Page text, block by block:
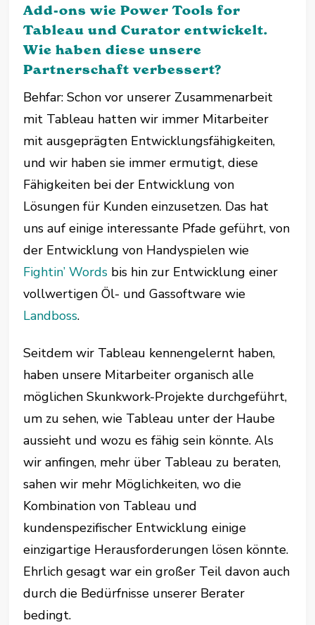
Add-ons wie Power Tools for
Tableau und Curator entwickelt.
Wie haben diese unsere
Partnerschaft verbessert?
Behfar: Schon vor unserer Zusammenarbeit
mit Tableau hatten wir immer Mitarbeiter
mit ausgeprägten Entwicklungsfähigkeiten,
und wir haben sie immer ermutigt, diese
Fähigkeiten bei der Entwicklung von
Lösungen für Kunden einzusetzen. Das hat
uns auf einige interessante Pfade geführt, von
der Entwicklung von Handyspielen wie
Fightin’ Words bis hin zur Entwicklung einer
vollwertigen Öl- und Gassoftware wie
Landboss.
Seitdem wir Tableau kennengelernt haben,
haben unsere Mitarbeiter organisch alle
möglichen Skunkwork-Projekte durchgeführt,
um zu sehen, wie Tableau unter der Haube
aussieht und wozu es fähig sein könnte. Als
wir anfingen, mehr über Tableau zu beraten,
sahen wir mehr Möglichkeiten, wo die
Kombination von Tableau und
kundenspezifischer Entwicklung einige
einzigartige Herausforderungen lösen könnte.
Ehrlich gesagt war ein großer Teil davon auch
durch die Bedürfnisse unserer Berater
bedingt.